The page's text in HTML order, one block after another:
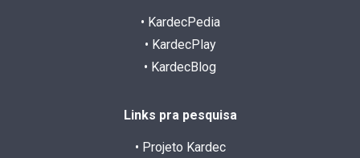
• KardecPedia
• KardecPlay
• KardecBlog
Links pra pesquisa
• Projeto Kardec